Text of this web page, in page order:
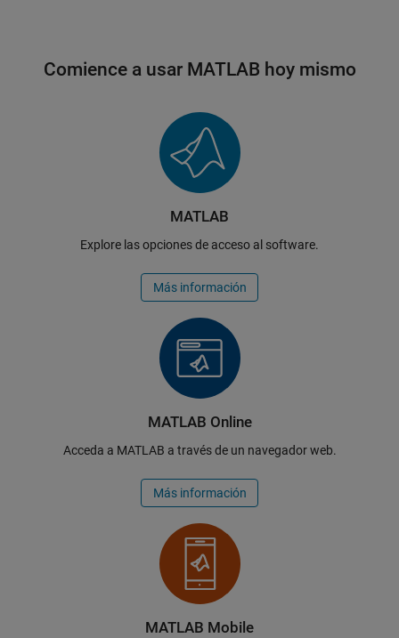
Comience a usar MATLAB hoy mismo
MATLAB
Explore las opciones de acceso al software.
Más información
MATLAB Online
Acceda a MATLAB a través de un navegador web.
Más información
MATLAB Mobile